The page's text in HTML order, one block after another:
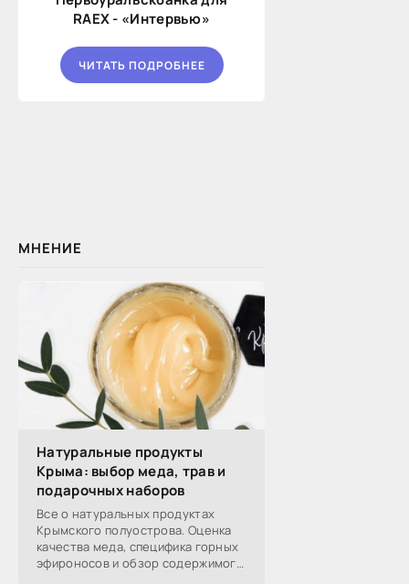
RAEX - «Интервью»
ЧИТАТЬ ПОДРОБНЕЕ
МНЕНИЕ
Натуральные продукты
Крыма: выбор меда, трав и
подарочных наборов
Все о натуральных продуктах
Крымского полуострова. Оценка
качества меда, специфика горных
эфироносов и обзор содержимого